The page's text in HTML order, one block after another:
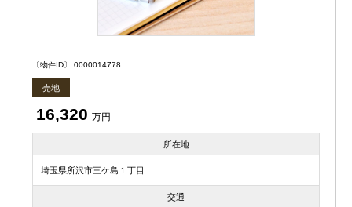
〔物件ID〕 0000014778
売地
16,320 万円
所在地
埼玉県所沢市三ケ島１丁目
交通